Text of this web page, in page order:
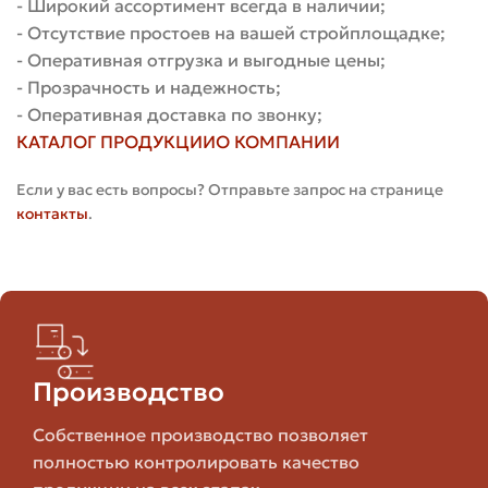
полнотелый
облицовка
внешний вид
Керамический
пустотелый
Внутренние
и
ненесущие
Меньше вес,
экономичнее
Клинкерный
Поризованный
блок
Быстрая
кладка,
утепление
Большой
формат,
- Широкий ассортимент всегда в наличии;
- Отсутствие простоев на вашей стройплощадке;
- Оперативная отгрузка и выгодные цены;
- Прозрачность и надежность;
- Оперативная доставка по звонку;
КАТАЛОГ ПРОДУКЦИИО КОМПАНИИ
Если у вас есть вопросы? Отправьте запрос на странице
контакты.
Производство
Собственное производство позволяет
полностью контролировать качество